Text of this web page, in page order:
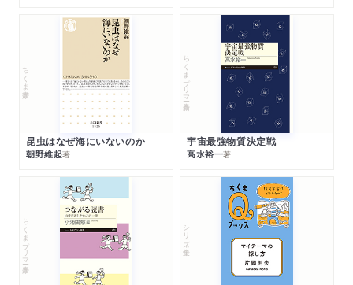
ちくま新書
昆虫はなぜ海にいないのか
朝野維起著
ちくまプリマー新書
宇宙最強物質決定戦
高水裕一著
ちくまプリマー新書 シリーズ・全集